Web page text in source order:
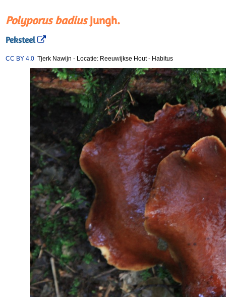
Polyporus badiusJungh.
Peksteel
CC BY 4.0 Tjerk Nawijn - Locatie: Reeuwijkse Hout- Habitus